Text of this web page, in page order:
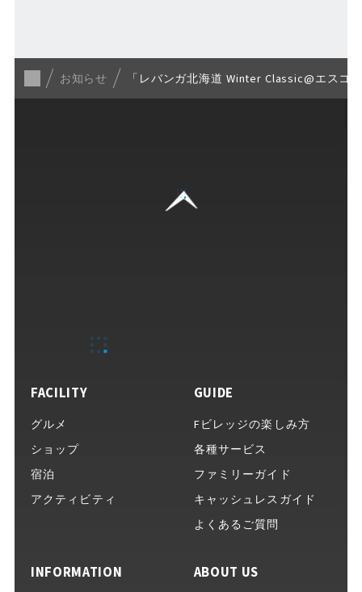
各種サービス
イベントをお考えの方へ
完全キャッシュレスガイド
Fビレッジ公式アプリ
お知らせ 「レバンガ北海道 Winter Classic@エス
FACILITY
グルメ
ショップ
宿泊
アクティビティ
INFORMATION
GUIDE
Fビレッジの楽しみ方
各種サービス
ファミリーガイド
キャッシュレスガイド
よくあるご質問
ABOUT US